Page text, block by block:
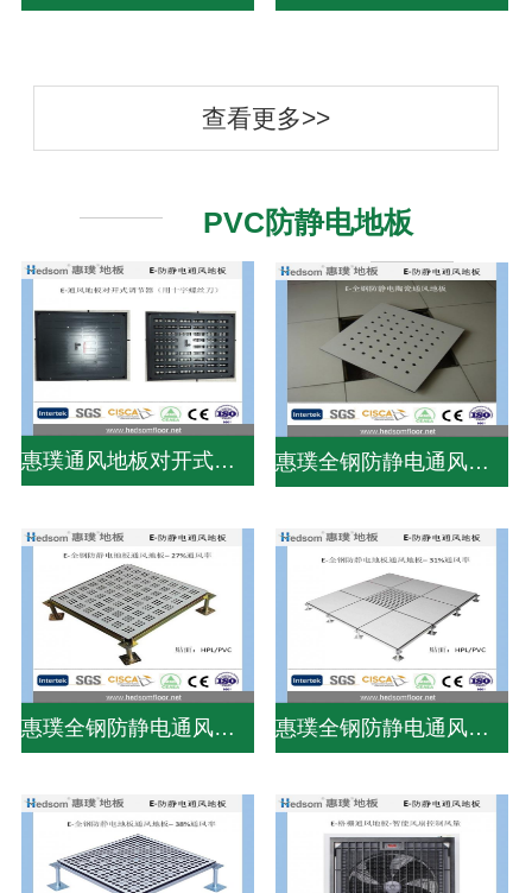
查看更多>>
PVC防静电地板
惠璞通风地板对开式风量调节器 惠璞全钢防静电通风地板-31%通风率
惠璞全钢防静电通风地板-27%通风率 惠璞全钢防静电通风地板-31%通风率